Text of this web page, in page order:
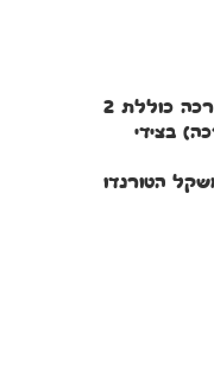
משקולת מעוצבת לדיאבולו פינס וטורנדו של חברת בבש השוויצרית. הערכה כוללת 2
(כלולים בערכה) בצידי
הפינס מ-245 גרם ל-261 גרם ומשקל הטורנדו